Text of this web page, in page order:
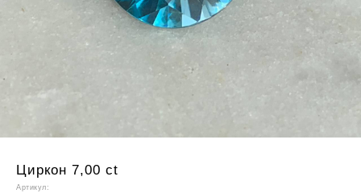
Циркон 7,00 ct
Артикул: